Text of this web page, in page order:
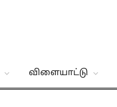
விளையாட்டு